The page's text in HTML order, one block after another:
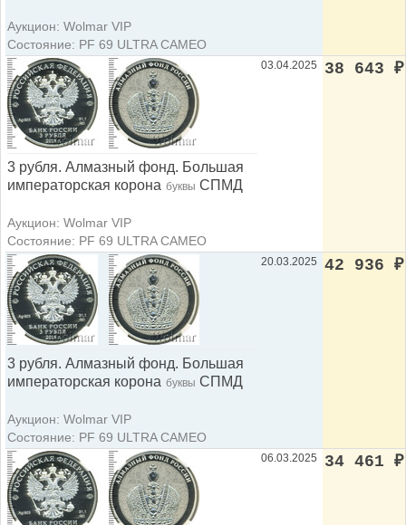
Аукцион: Wolmar VIP
Состояние: PF 69 ULTRA CAMEO
3 рубля. Алмазный фонд. Большая
императорская корона буквы СПМД
Аукцион: Wolmar VIP
Состояние: PF 69 ULTRA CAMEO
03.04.2025 38 643 ₽
3 рубля. Алмазный фонд. Большая
императорская корона буквы СПМД
Аукцион: Wolmar VIP
Состояние: PF 69 ULTRA CAMEO
20.03.2025 42 936 ₽
06.03.2025 34 461 ₽